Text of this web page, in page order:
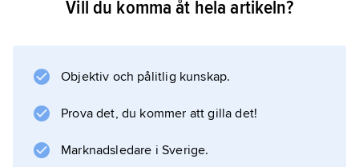
Vill du komma åt hela artikeln?
Objektiv och pålitlig kunskap.
Prova det, du kommer att gilla det!
Marknadsledare i Sverige.